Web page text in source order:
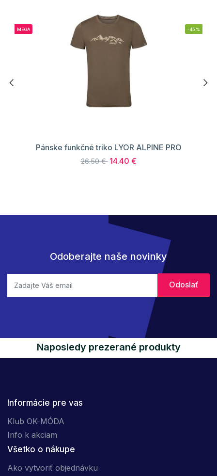
MEGA -45%
Pánske funkčné triko LYOR ALPINE PRO
26.50 € 14.40 €
Odoberajte naše novinky
Naposledy prezerané produkty
Informácie pre vas
Klub OK-MÓDA
Info k akciam
Všetko o nákupe
Ako vytvoriť objednávku